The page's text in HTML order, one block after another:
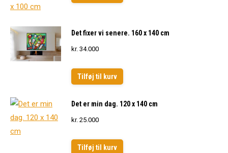
Det fixer vi senere. 160 x 140 cm
kr. 34.000
Tilføj til kurv
Det er min dag. 120 x 140 cm
kr. 25.000
Tilføj til kurv